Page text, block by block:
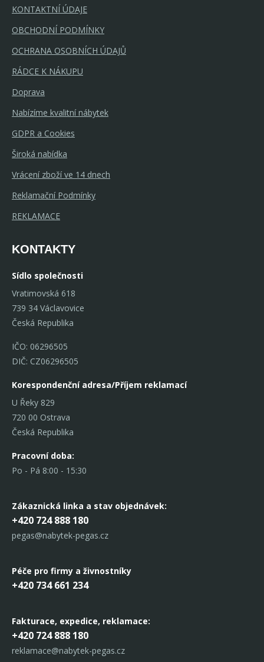
KONTAKTNÍ ÚDAJE
OBCHODNÍ PODMÍNKY
OCHRANA OSOBNÍCH ÚDAJŮ
RÁDCE K NÁKUPU
Doprava
Nabízíme kvalitní nábytek
GDPR a Cookies
Široká nabídka
Vrácení zboží ve 14 dnech
Reklamační Podmínky
REKLAMACE
KONTAKTY
Sídlo společnosti
Vratimovská 618
739 34 Václavovice
Česká Republika
IČO: 06296505
DIČ: CZ06296505
Korespondenční adresa/Příjem reklamací
U Řeky 829
720 00 Ostrava
Česká Republika
Pracovní doba:
Po - Pá 8:00 - 15:30
Zákaznická linka a stav objednávek:
+420 724 888 180
pegas@nabytek-pegas.cz
Péče pro firmy a živnostníky
+420 734 661 234
Fakturace, expedice, reklamace:
+420 724 888 180
reklamace@nabytek-pegas.cz